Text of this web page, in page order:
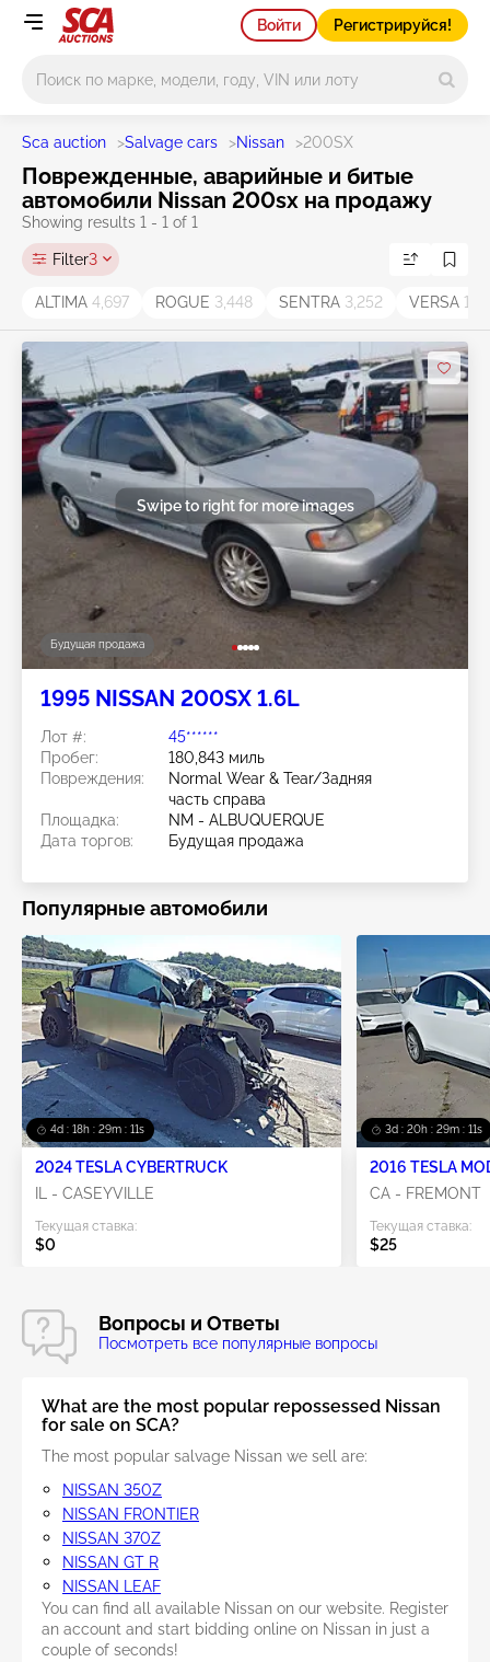
Войти Регистрируйся!
Sca auction >Salvage cars >Nissan >200SX
Поврежденные, аварийные и битые
автомобили Nissan 200sx на продажу
Showing results 1 - 1 of 1
Filter3
ALTIMA 4,697 ROGUE 3,448 SENTRA 3,252 VERSA
Будущая продажа
Swipe to right for more images
1995 NISSAN 200SX 1.6L
Лот #:
45******
Пробег:
180,843 миль
Повреждения:
Normal Wear & Tear/Задняя
часть справа
Площадка:
NM - ALBUQUERQUE
Дата торгов:
Будущая продажа
Популярные автомобили
4d : 18h : 29m : 11s
2024 TESLA CYBERTRUCK
IL - CASEYVILLE
Текущая ставка:
$0
3d : 20h : 29m : 11s
2016 TESLA
CA - FREMONT
Текущая ставка:
$25
Вопросы и Ответы
Посмотреть все популярные вопросы
What are the most popular repossessed Nissan
for sale on SCA?
The most popular salvage Nissan we sell are:
NISSAN 350Z
NISSAN FRONTIER
NISSAN 370Z
NISSAN GT R
NISSAN LEAF
You can find all available Nissan on our website. Register
an account and start bidding online on Nissan in just a
couple of seconds!